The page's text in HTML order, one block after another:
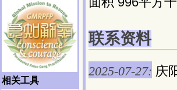
相关工具
联系资料
2025-07-27: 庆